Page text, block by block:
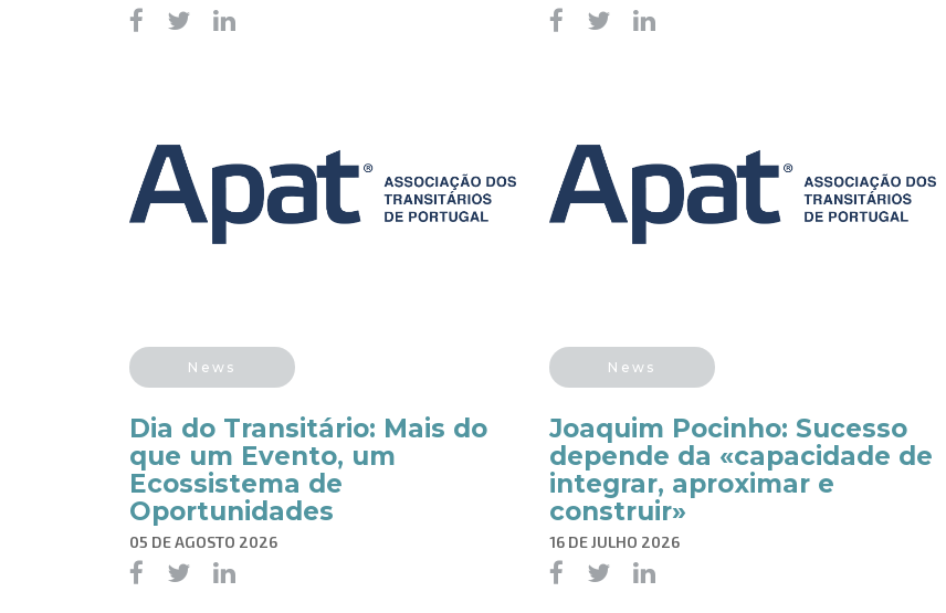
News
Dia do Transitário: Mais do
que um Evento, um
Ecossistema de
Oportunidades
05 DE AGOSTO 2026
News
Joaquim Pocinho: Sucesso
depende da «capacidade de
integrar, aproximar e
construir»
16 DE JULHO 2026